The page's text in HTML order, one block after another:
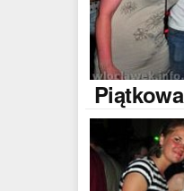
Piątkowa